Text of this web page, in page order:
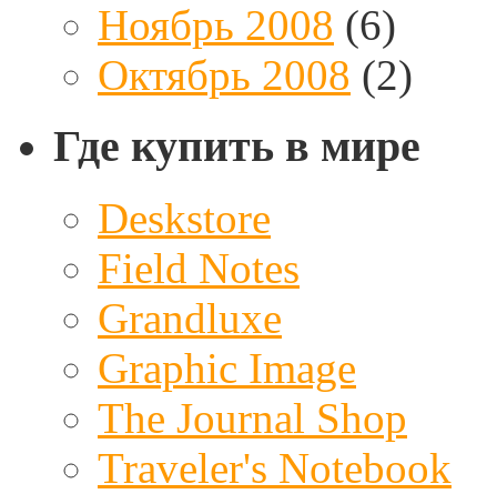
Ноябрь 2008 (6)
Октябрь 2008 (2)
Где купить в мире
Deskstore
Field Notes
Grandluxe
Graphic Image
The Journal Shop
Traveler's Notebook